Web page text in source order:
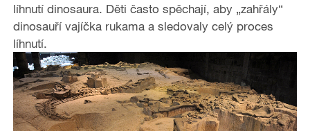
líhnutí dinosaura. Děti často spěchají, aby „zahřály“
dinosauří vajíčka rukama a sledovaly celý proces
líhnutí.